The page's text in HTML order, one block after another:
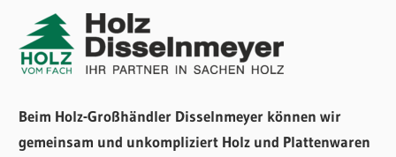
Beim Holz-Großhändler Disselnmeyer können wir
gemeinsam und unkompliziert Holz und Plattenwaren